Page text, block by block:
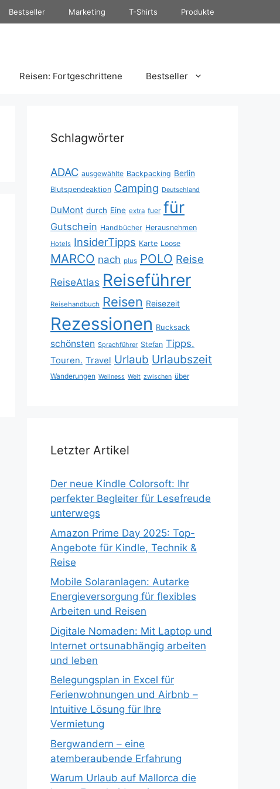
Bestseller Marketing T-Shirts Produkte
Reisen: Fortgeschrittene Bestseller
Schlagwörter
ADAC ausgewählte Backpacking Berlin
Blutspendeaktion Camping Deutschland
DuMont durch Eine extra fuer für
Gutschein Handbücher Herausnehmen
Hotels InsiderTipps Karte Loose
MARCO nach plus POLO Reise
ReiseAtlas Reiseführer
Reisehandbuch Reisen Reisezeit
Rezessionen Rucksack
schönsten Sprachführer Stefan Tipps.
Touren. Travel Urlaub Urlaubszeit
Wanderungen Wellness Welt zwischen über
Letzter Artikel
Der neue Kindle Colorsoft: Ihr
perfekter Begleiter für Lesefreude
unterwegs
Amazon Prime Day 2025: Top-
Angebote für Kindle, Technik &
Reise
Mobile Solaranlagen: Autarke
Energieversorgung für flexibles
Arbeiten und Reisen
Digitale Nomaden: Mit Laptop und
Internet ortsunabhängig arbeiten
und leben
Belegungsplan in Excel für
Ferienwohnungen und Airbnb –
Intuitive Lösung für Ihre
Vermietung
Bergwandern – eine
atemberaubende Erfahrung
Warum Urlaub auf Mallorca die